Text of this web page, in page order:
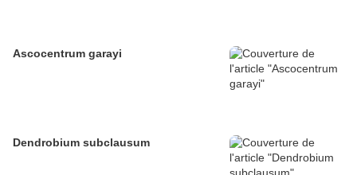
Ascocentrum garayi
Dendrobium subclausum